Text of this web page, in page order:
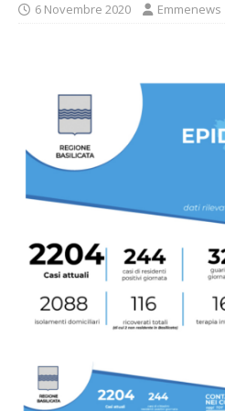
6 Novembre 2020 Emmenews